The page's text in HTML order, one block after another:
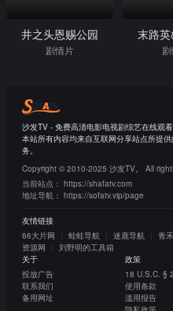
井之头恩赐公园
剧情片
末路
沙发TV - 免费高清电影电视剧综艺在线观看
本站所有内容均来自互联网分享站点所提
务。
Copyright © 2010-2025 沙发TV。 All
当前站点： https://shafatv.com
地址导航： https://sofatv.vip/page
友情链接
66大片网
蛙蛙导航 迷鹿导航 青
资源网
刘野明的工具箱
关于
投放广告
联系我们
备用网址
政策
18 U.S.C. §
使用条款
滥用报告